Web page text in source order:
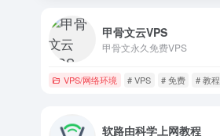
甲骨文云VPS
甲骨文永久免费VPS
VPS/网络环境 # VPS # 免费 # 教程
软路由科学上网教程